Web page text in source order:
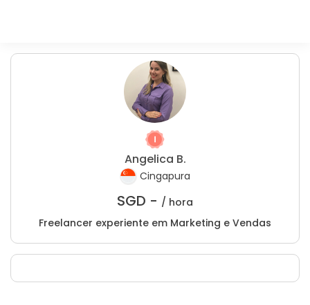
Angelica B.
Cingapura
SGD - / hora
Freelancer experiente em Marketing e Vendas